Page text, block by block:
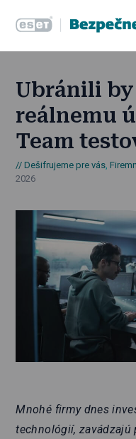
Ubránili by
reálnemu
Team
Dešifrujeme pre vás ,
2026
Mnohé firmy dnes
technológií, zavádzajú